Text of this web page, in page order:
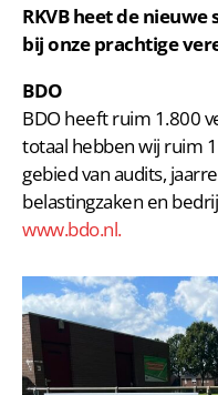
RKVB heet de
bij onze prachtige
BDO
BDO heeft ruim 1.800
totaal hebben wij ruim
gebied van audits,
belastingzaken en
www.bdo.nl.